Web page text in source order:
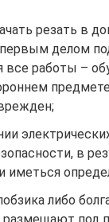
резать в
делом
все работы –
в
иметься
либо